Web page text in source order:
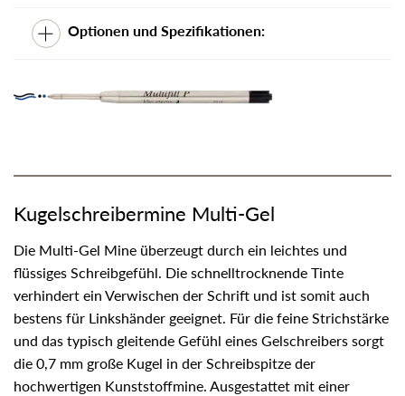
Optionen und Spezifikationen:
Kugelschreibermine Multi-Gel
Die Multi-Gel Mine überzeugt durch ein leichtes und
flüssiges Schreibgefühl. Die schnelltrocknende Tinte
verhindert ein Verwischen der Schrift und ist somit auch
bestens für Linkshänder geeignet. Für die feine Strichstärke
und das typisch gleitende Gefühl eines Gelschreibers sorgt
die 0,7 mm große Kugel in der Schreibspitze der
hochwertigen Kunststoffmine. Ausgestattet mit einer